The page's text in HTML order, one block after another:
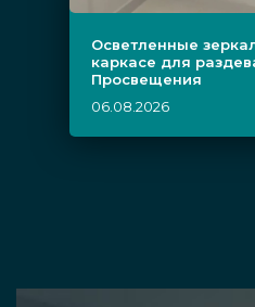
Осветленные
каркасе для
Просвещения
06.08.2026